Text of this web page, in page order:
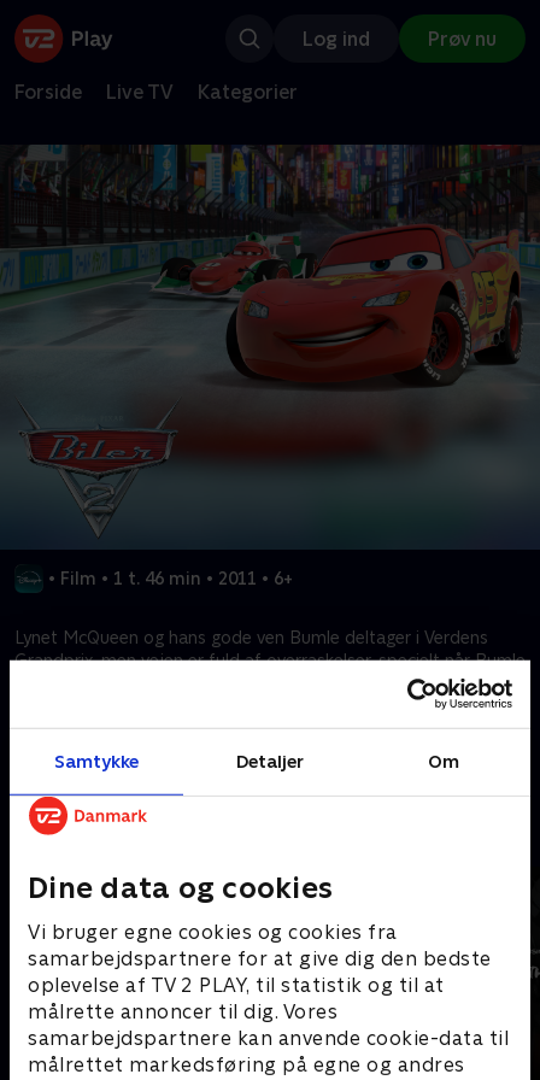
Samtykke Detaljer Om
Dine data og cookies
Vi bruger egne cookies og cookies fra
samarbejdspartnere for at give dig den bedste
oplevelse af TV 2 PLAY, til statistik og til at
målrette annoncer til dig. Vores
samarbejdspartnere kan anvende cookie-data til
målrettet markedsføring på egne og andres
Log ind Prøv nu
Forside Live TV Kategorier
• Film • 1 t. 46 min • 2011 • 6+
Lynet McQueen og hans gode ven Bumle deltager i Verdens
Grandprix, men vejen er fuld af overraskelser, specielt når Bumle
Kræver tilkøb
Mere indhold fra Disney+